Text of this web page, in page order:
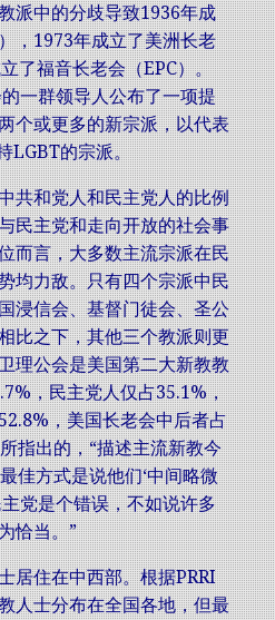
派中的分歧导致1936年成
，1973年成立了美洲长老
了福音长老会（EPC）。
一群领导人公布了一项提
个或更多的新宗派，以代表
LGBT的宗派。
共和党人和民主党人的比例
民主党和走向开放的社会事
而言，大多数主流宗派在民
均力敌。只有四个宗派中民
浸信会、基督门徒会、圣公
比之下，其他三个教派则更
理公会是美国第二大新教教
，民主党人仅占35.1%，
，美国长老会中后者占
指出的，“描述主流新教今
佳方式是说他们‘中间略微
党是个错误，不如说许多
恰当。”
居住在中西部。根据PRRI
人士分布在全国各地，但最